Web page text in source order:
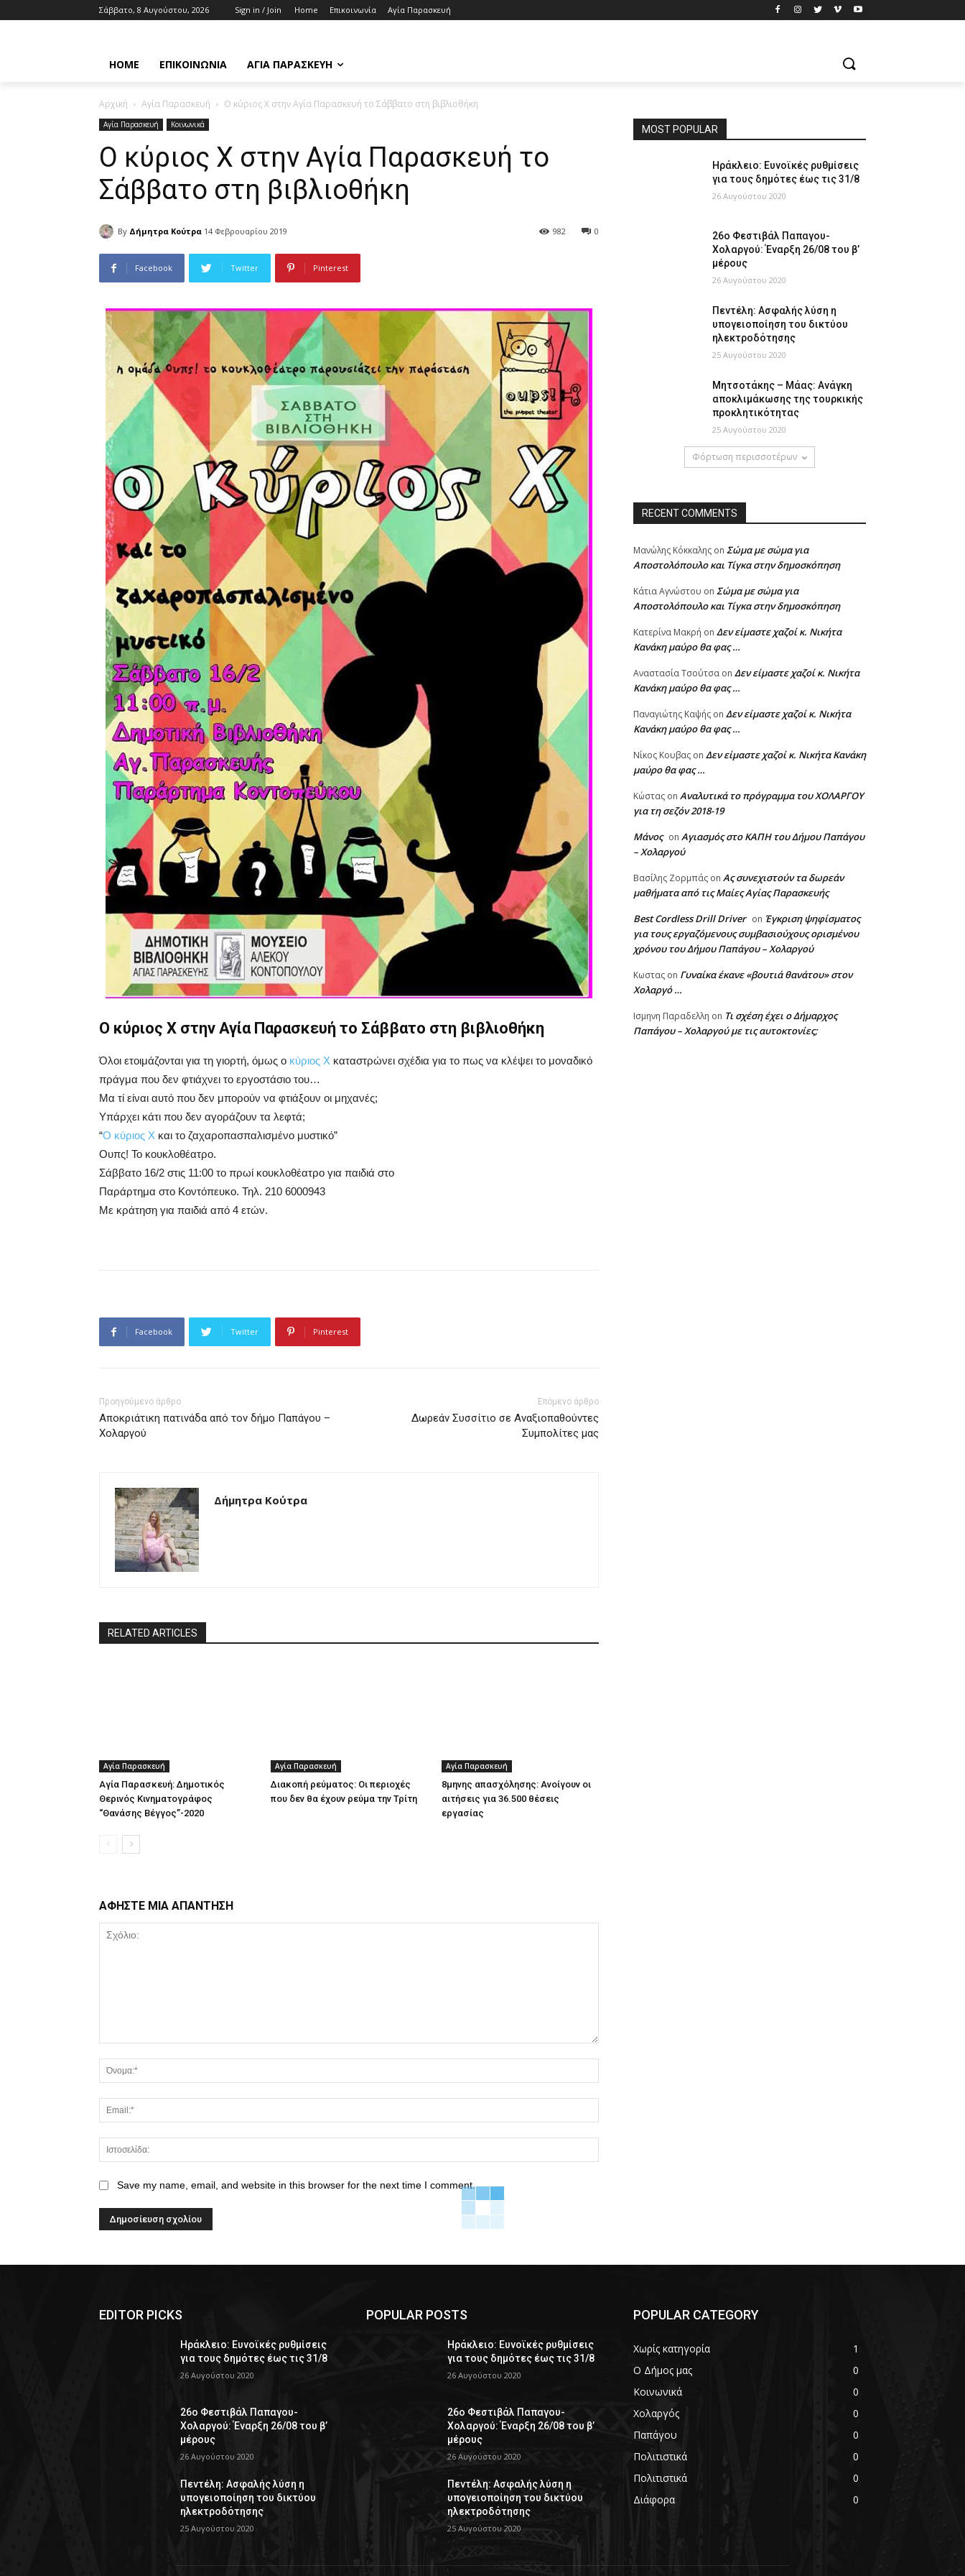
Σάββατο, 8 Αυγούστου, 2026 Sign in / Join Home Επικοινωνία Αγία Παρασκευή
HOME ΕΠΙΚΟΙΝΩΝΊΑ ΑΓΊΑ ΠΑΡΑΣΚΕΥΉ
Αρχική Αγία Παρασκευή Ο κύριος Χ στην Αγία Παρασκευή το Σάββατο στη βιβλιοθήκη
Αγία Παρασκευή Κοινωνικά
Ο κύριος Χ στην Αγία Παρασκευή το
Σάββατο στη βιβλιοθήκη
By Δήμητρα Κούτρα 14 Φεβρουαρίου 2019 0
982
Facebook Twitter Pinterest
Ο κύριος Χ στην Αγία Παρασκευή το Σάββατο στη βιβλιοθήκη
Όλοι ετοιμάζονται για τη γιορτή, όμως ο κύριος Χ καταστρώνει σχέδια για το πως να κλέψει το μοναδικό
πράγμα που δεν φτιάχνει το εργοστάσιο του…
Μα τί είναι αυτό που δεν μπορούν να φτιάξουν οι μηχανές;
Υπάρχει κάτι που δεν αγοράζουν τα λεφτά;
“Ο κύριος Χ και το ζαχαροπασπαλισμένο μυστικό”
Ουπς! Το κουκλοθέατρο.
Σάββατο 16/2 στις 11:00 το πρωί κουκλοθέατρο για παιδιά στο
Παράρτημα στο Κοντόπευκο. Τηλ. 210 6000943
Με κράτηση για παιδιά από 4 ετών.
Facebook Twitter Pinterest
Προηγούμενο άρθρο
Αποκριάτικη πατινάδα από τον δήμο Παπάγου –
Χολαργού
Επόμενο άρθρο
Δωρεάν Συσσίτιο σε Αναξιοπαθούντες
Συμπολίτες μας
Δήμητρα Κούτρα
RELATED ARTICLES
Αγία Παρασκευή
Αγία Παρασκευή: Δημοτικός
Θερινός Κινηματογράφος
“Θανάσης Βέγγος”-2020
Αγία Παρασκευή
Διακοπή ρεύματος: Οι περιοχές
που δεν θα έχουν ρεύμα την Τρίτη
Αγία Παρασκευή
8μηνης απασχόλησης: Ανοίγουν οι
αιτήσεις για 36.500 θέσεις
εργασίας
ΑΦΗΣΤΕ ΜΙΑ ΑΠΑΝΤΗΣΗ
Save my name, email, and website in this browser for the next time I comment.
MOST POPULAR
Ηράκλειο: Ευνοϊκές ρυθμίσεις
για τους δημότες έως τις 31/8
26 Αυγούστου 2020
26ο Φεστιβάλ Παπαγου-
Χολαργού: Έναρξη 26/08 του β’
μέρους
26 Αυγούστου 2020
Πεντέλη: Ασφαλής λύση η
υπογειοποίηση του δικτύου
ηλεκτροδότησης
25 Αυγούστου 2020
Μητσοτάκης – Μάας: Ανάγκη
αποκλιμάκωσης της τουρκικής
προκλητικότητας
25 Αυγούστου 2020
Φόρτωση περισσοτέρων
RECENT COMMENTS
Μανώλης Κόκκαλης on Σώμα με σώμα για
Αποστολόπουλο και Τίγκα στην δημοσκόπηση
Κάτια Αγνώστου on Σώμα με σώμα για
Αποστολόπουλο και Τίγκα στην δημοσκόπηση
Κατερίνα Μακρή on Δεν είμαστε χαζοί κ. Νικήτα
Κανάκη μαύρο θα φας …
Αναστασία Τσούτσα on Δεν είμαστε χαζοί κ. Νικήτα
Κανάκη μαύρο θα φας …
Παναγιώτης Καψής on Δεν είμαστε χαζοί κ. Νικήτα
Κανάκη μαύρο θα φας …
Νίκος Κουβας on Δεν είμαστε χαζοί κ. Νικήτα Κανάκη
μαύρο θα φας …
Κώστας on Αναλυτικά το πρόγραμμα του ΧΟΛΑΡΓΟΥ
για τη σεζόν 2018-19
Mάνος on Αγιασμός στο ΚΑΠΗ του Δήμου Παπάγου
– Χολαργού
Βασίλης Ζορμπάς on Ας συνεχιστούν τα δωρεάν
μαθήματα από τις Μαίες Αγίας Παρασκευής
Best Cordless Drill Driver on Έγκριση ψηφίσματος
για τους εργαζόμενους συμβασιούχους ορισμένου
χρόνου του Δήμου Παπάγου – Χολαργού
Κωστας on Γυναίκα έκανε «βουτιά θανάτου» στον
Χολαργό …
Ισμηνη Παραδελλη on Τι σχέση έχει ο Δήμαρχος
Παπάγου – Χολαργού με τις αυτοκτονίες;
EDITOR PICKS
Ηράκλειο: Ευνοϊκές ρυθμίσεις
για τους δημότες έως τις 31/8
26 Αυγούστου 2020
26ο Φεστιβάλ Παπαγου-
Χολαργού: Έναρξη 26/08 του β’
μέρους
26 Αυγούστου 2020
Πεντέλη: Ασφαλής λύση η
υπογειοποίηση του δικτύου
ηλεκτροδότησης
25 Αυγούστου 2020
POPULAR POSTS
Ηράκλειο: Ευνοϊκές ρυθμίσεις
για τους δημότες έως τις 31/8
26 Αυγούστου 2020
26ο Φεστιβάλ Παπαγου-
Χολαργού: Έναρξη 26/08 του β’
μέρους
26 Αυγούστου 2020
Πεντέλη: Ασφαλής λύση η
υπογειοποίηση του δικτύου
ηλεκτροδότησης
25 Αυγούστου 2020
POPULAR CATEGORY
Χωρίς κατηγορία
1
Ο Δήμος μας
0
Κοινωνικά
0
Χολαργός
0
Παπάγου
0
Πολιτιστικά
0
Πολιτιστικά
0
Διάφορα
0